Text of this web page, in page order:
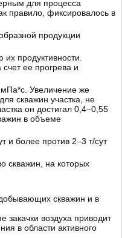
для процесса
правило, фиксировалось в
продукции
продуктивности.
ее прогрева и
Увеличение же
скважин участка, не
он достигал 0,4–0,55
в объеме
и более против 2–3 т/сут
скважин, на которых
скважин и в
воздуха приводит
в области активного